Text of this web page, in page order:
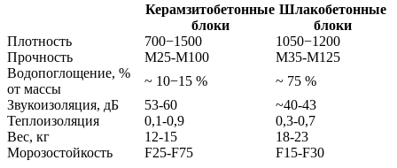
Керамзитобетонные
блоки
Шлакобетонные
блоки
Плотность
700−1500
1050−1200
Прочность
М25-М100
М35-М125
Водопоглощение, %
от массы
~ 10−15 %
~ 75 %
Звукоизоляция, дБ
53-60
~40-43
Теплоизоляция
0,1-0,9
0,3-0,7
Вес, кг
12-15
18-23
Морозостойкость
F25-F75 F15-F30